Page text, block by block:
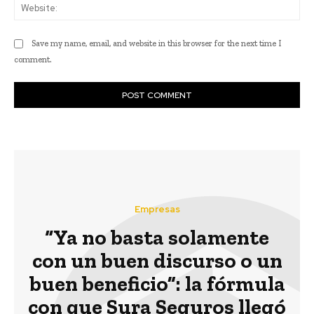
Save my name, email, and website in this browser for the next time I
comment.